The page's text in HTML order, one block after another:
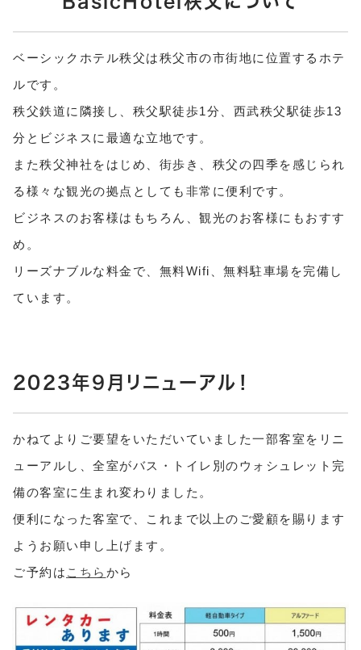
ベーシックホテル秩父は秩父市の市街地に位置するホテ
ルです。
秩父鉄道に隣接し、秩父駅徒歩1分、西武秩父駅徒歩13
分とビジネスに最適な立地です。
また秩父神社をはじめ、街歩き、秩父の四季を感じられ
る様々な観光の拠点としても非常に便利です。
ビジネスのお客様はもちろん、観光のお客様にもおすす
め。
リーズナブルな料金で、無料Wifi、無料駐車場を完備し
ています。
2023年9月リニューアル！
かねてよりご要望をいただいていました一部客室をリニ
ューアルし、全室がバス・トイレ別のウォシュレット完
備の客室に生まれ変わりました。
便利になった客室で、これまで以上のご愛顧を賜ります
ようお願い申し上げます。
ご予約は こちら から